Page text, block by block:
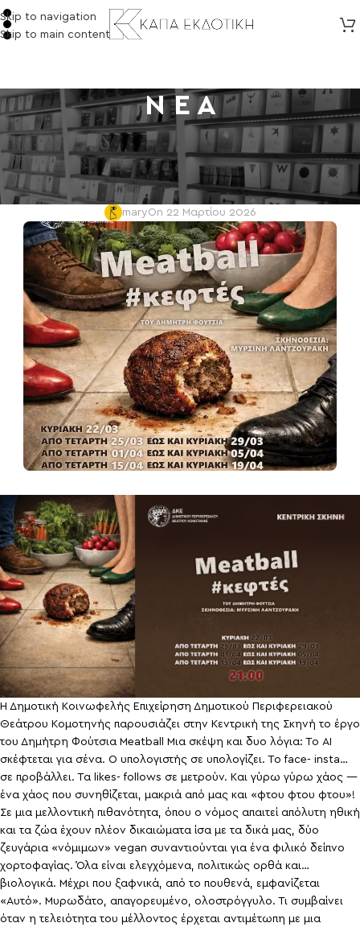
Skip to navigation
Skip to main content
Ν Ε Α
NEA ,ΘΕΑΤΡΟ
Meatball του Δημήτρη Φούτσια
από το ΔΗΠΕΘΕ ΚΟΜΟΤΗΝΗΣ
maryOn 22 Μαρτίου 2026
Η Δημοτική Κοινωφελής Επιχείρηση Δημοτικού Περιφερειακού
Θεάτρου Κομοτηνής παρουσιάζει στην Κεντρική της Σκηνή το έργο
του Δημήτρη Φούτσια Meatball Μια σκέψη και δυο λόγια: Το AI
σκέφτεται για σένα. Ο υπολογιστής σε υπολογίζει. Το face- insta…
σε προβάλλει. Τα likes- follows σε μετρούν. Και γύρω γύρω χάος —
ένα χάος που συνηθίζεται, μακριά από μας και «φτου φτου φτου»!
Σε μια μελλοντική πιθανότητα, όπου ο νόμος απαιτεί απόλυτη ηθική
και τα ζώα έχουν πλέον δικαιώματα ίσα με τα δικά μας, δύο
ζευγάρια «νόμιμων» vegan συναντιούνται για ένα φιλικό δείπνο
χορτοφαγίας. Όλα είναι ελεγχόμενα, πολιτικώς ορθά και…
βιολογικά. Μέχρι που ξαφνικά, από το πουθενά, εμφανίζεται
«Aυτό». Μυρωδάτο, απαγορευμένο, ολοστρόγγυλο. Τι συμβαίνει
όταν η τελειότητα του μέλλοντος έρχεται αντιμέτωπη με μια